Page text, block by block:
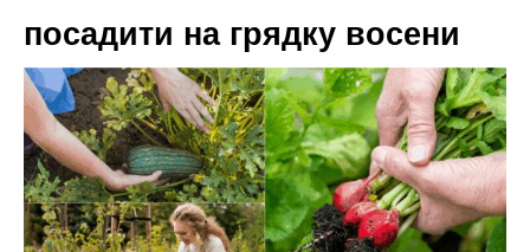
посадити на грядку восени